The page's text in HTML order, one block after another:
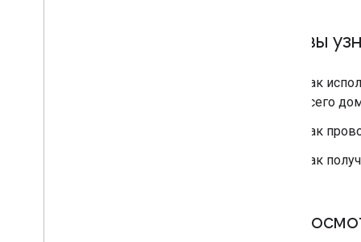
Что вы
Как
всего
Как
Как